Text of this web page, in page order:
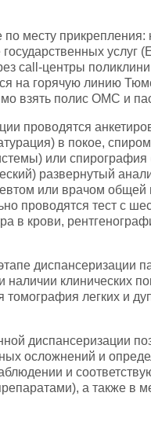
по месту прикрепления:
услуг
call-центры
на горячую линию
взять полис ОМС и
проводятся
в покое,
или спирография
развернутый
или врачом общей
проводятся тест с
в крови,
диспансеризации
клинических
легких и
диспансеризации
осложнений и
и
а также в